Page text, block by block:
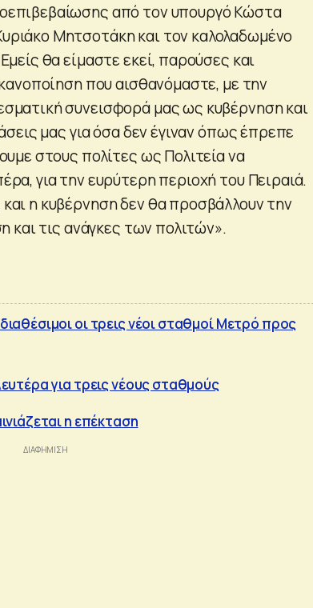
από τον υπουργό Κώστα
Μητσοτάκη και τον καλολαδωμένο
θα είμαστε εκεί, παρούσες και
που αισθανόμαστε, με την
συνεισφορά μας ως κυβέρνηση και
μας για όσα δεν έγιναν όπως έπρεπε
στους πολίτες ως Πολιτεία να
για την ευρύτερη περιοχή του Πειραιά.
η κυβέρνηση δεν θα προσβάλλουν την
και τις ανάγκες των πολιτών».
οι τρεις νέοι σταθμοί Μετρό προς
για τρεις νέους σταθμούς
η επέκταση